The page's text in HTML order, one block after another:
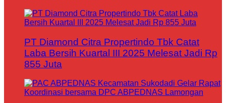
PT Diamond Citra Propertindo Tbk Catat
Laba Bersih Kuartal III 2025 Melesat Jadi Rp
855 Juta